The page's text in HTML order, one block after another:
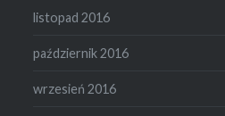
listopad 2016
październik 2016
wrzesień 2016